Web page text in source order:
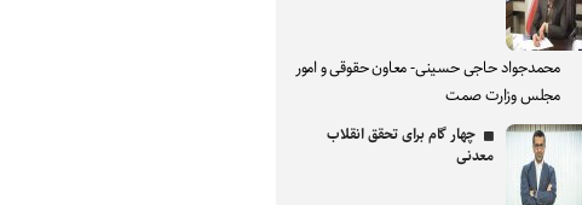
محمدجواد حاجی حسینی- معاون حقوقی و امور
مجلس وزارت صمت
چهار گام برای تحقق انقلاب
معدنی